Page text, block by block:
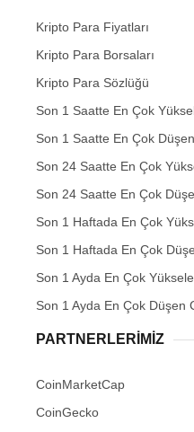
Kripto Para Fiyatları
Kripto Para Borsaları
Kripto Para Sözlüğü
Son 1 Saatte En Çok
Son 1 Saatte En Çok
Son 24 Saatte En Çok
Son 24 Saatte En Çok
Son 1 Haftada En Çok
Son 1 Haftada En Çok
Son 1 Ayda En Çok
Son 1 Ayda En Çok Düşen
PARTNERLERIMIZ
CoinMarketCap
CoinGecko